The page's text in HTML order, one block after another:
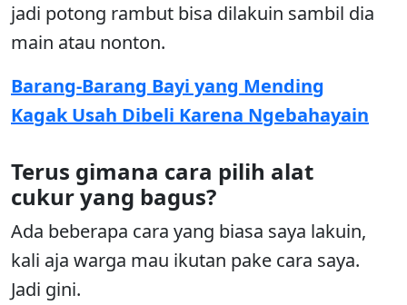
jadi potong rambut bisa dilakuin sambil dia
main atau nonton.
Barang-Barang Bayi yang Mending
Kagak Usah Dibeli Karena Ngebahayain
Terus gimana cara pilih alat
cukur yang bagus?
Ada beberapa cara yang biasa saya lakuin,
kali aja warga mau ikutan pake cara saya.
Jadi gini.